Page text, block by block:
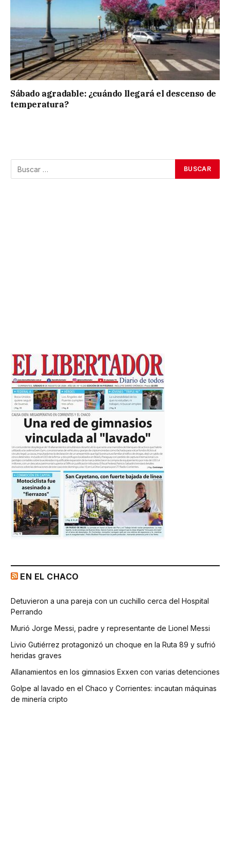
Sábado agradable: ¿cuándo llegará el descenso de
temperatura?
EN EL CHACO
Detuvieron a una pareja con un cuchillo cerca del Hospital
Perrando
Murió Jorge Messi, padre y representante de Lionel Messi
Livio Gutiérrez protagonizó un choque en la Ruta 89 y sufrió
heridas graves
Allanamientos en los gimnasios Exxen con varias detenciones
Golpe al lavado en el Chaco y Corrientes: incautan máquinas
de minería cripto